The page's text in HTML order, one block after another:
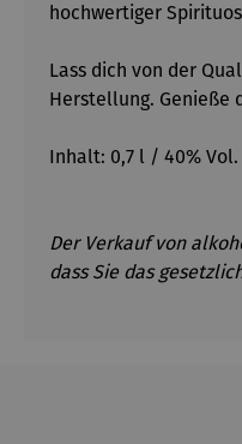
hochwertiger
Lass dich von der
Herstellung. Genieße
Inhalt: 0,7 l / 40% Vol.
Der Verkauf von
dass Sie das